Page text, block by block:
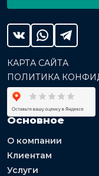
КАРТА САЙТА
ПОЛИТИКА
Основное
О компании
Клиентам
Услуги